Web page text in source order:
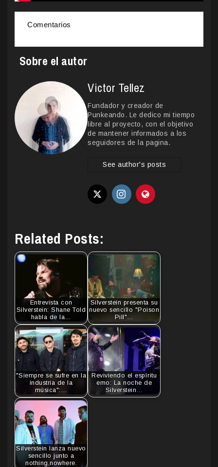
Comentarios
Sobre el autor
Victor Tellez
Fundador y creador de
Punkeando. Le dedico mi tiempo
libre al proyecto, con el objetivo
de mantener informados a los
seguidores de la pagina.
See author's posts
Related Posts:
Entrevista con
Silverstein: Shane Told
habla de la…
Silverstein presenta su
nuevo sencillo "Poison
Pill"…
"Siempre se sufre en la
industria de la
música":…
Reviviendo el espíritu
emo: La noche de
Silverstein…
Silverstein lanza nuevo
sencillo junto a
nothing,nowhere.